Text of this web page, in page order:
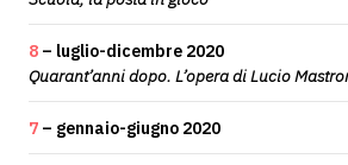
8 – luglio-dicembre 2020
Quarant’anni dopo. L’opera di Lucio
7 – gennaio-giugno 2020